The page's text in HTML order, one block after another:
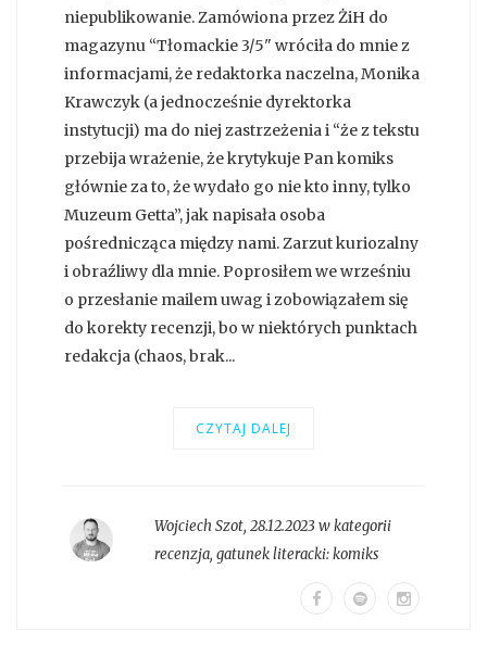
niepublikowanie. Zamówiona przez ŻiH do
magazynu “Tłomackie 3/5" wróciła do mnie z
informacjami, że redaktorka naczelna, Monika
Krawczyk (a jednocześnie dyrektorka
instytucji) ma do niej zastrzeżenia i “że z tekstu
przebija wrażenie, że krytykuje Pan komiks
głównie za to, że wydało go nie kto inny, tylko
Muzeum Getta”, jak napisała osoba
pośrednicząca między nami. Zarzut kuriozalny
i obraźliwy dla mnie. Poprosiłem we wrześniu
o przesłanie mailem uwag i zobowiązałem się
do korekty recenzji, bo w niektórych punktach
redakcja (chaos, brak...
CZYTAJ DALEJ
Wojciech Szot, 28.12.2023 w kategorii
recenzja, gatunek literacki:komiks